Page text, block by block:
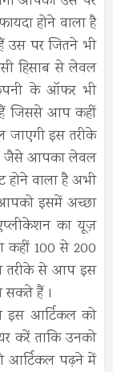
होने वाला है
उस पर जितने भी
हिसाब से लेवल
के ऑफर भी
जिससे आप कहीं
इस तरीके
है जैसे आपका लेवल
वाला है अभी
इसमें अच्छा
का यूज़
कहीं 100 से 200
तरीके से आप इस
सकते हैं ।
आर्टिकल को
करें ताकि उनको
आर्टिकल पढ़ने में